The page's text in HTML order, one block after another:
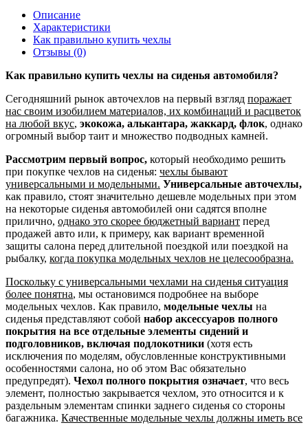
Описание
Характеристики
Как правильно купить чехлы
Отзывы (0)
Как правильно купить чехлы на сиденья автомобиля?
Сегодняшний рынок авточехлов на первый взгляд поражает
нас своим изобилием материалов, их комбинаций и расцветок
на любой вкус, экокожа, алькантара, жаккард, флок, однако
огромный выбор таит и множество подводных камней.
Рассмотрим первый вопрос, который необходимо решить
при покупке чехлов на сиденья: чехлы бывают
универсальными и модельными. Универсальные авточехлы,
как правило, стоят значительно дешевле модельных при этом
на некоторые сиденья автомобилей они садятся вполне
прилично, однако это скорее бюджетный вариант перед
продажей авто или, к примеру, как вариант временной
защиты салона перед длительной поездкой или поездкой на
рыбалку, когда покупка модельных чехлов не целесообразна.
Поскольку с универсальными чехлами на сиденья ситуация
более понятна, мы остановимся подробнее на выборе
модельных чехлов. Как правило, модельные чехлы на
сиденья представляют собой набор аксессуаров полного
покрытия на все отдельные элементы сидений и
подголовников, включая подлокотники (хотя есть
исключения по моделям, обусловленные конструктивными
особенностями салона, но об этом Вас обязательно
предупредят). Чехол полного покрытия означает, что весь
элемент, полностью закрывается чехлом, это относится и к
раздельным элементам спинки заднего сиденья со стороны
багажника. Качественные модельные чехлы должны иметь все